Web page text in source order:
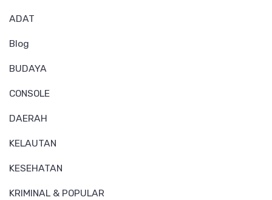
ADAT
Blog
BUDAYA
CONSOLE
DAERAH
KELAUTAN
KESEHATAN
KRIMINAL & POPULAR